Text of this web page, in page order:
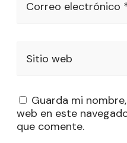
Correo electrónico
Sitio web
Guarda mi
web en este
que comente.